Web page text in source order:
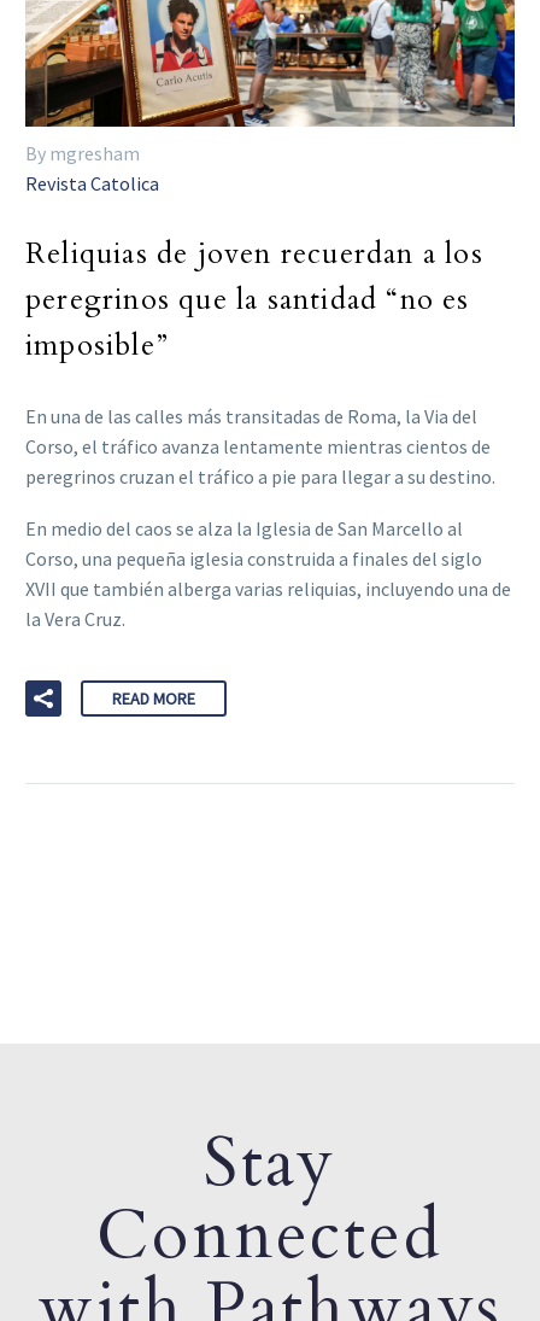
By mgresham
Revista Catolica
Reliquias de joven recuerdan a los
peregrinos que la santidad “no es
imposible”
En una de las calles más transitadas de Roma, la Via del
Corso, el tráfico avanza lentamente mientras cientos de
peregrinos cruzan el tráfico a pie para llegar a su destino.
En medio del caos se alza la Iglesia de San Marcello al
Corso, una pequeña iglesia construida a finales del siglo
XVII que también alberga varias reliquias, incluyendo una de
la Vera Cruz.
READ MORE
Stay
Connected